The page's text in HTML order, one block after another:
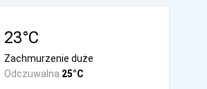
23°C
Odczuwalna 25°C
Zachmurzenie duże